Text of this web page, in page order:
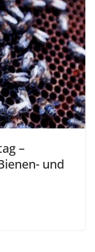
–
und